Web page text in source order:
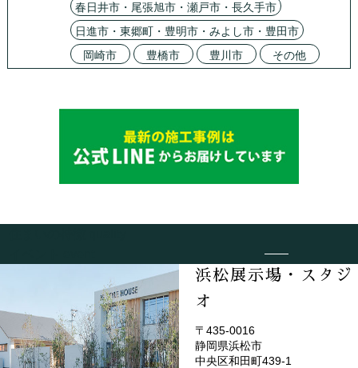
春日井市・尾張旭市・瀬戸市・長久手市
日進市・東郷町・豊明市・みよし市・豊田市
岡崎市
豊橋市 豊川市 その他
浜松展示場・スタジ
オ
(EMOTOP浜松)
〒435-0016
静岡県浜松市
中央区和田町439-1